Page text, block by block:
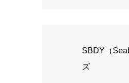
SBDY（
ズ